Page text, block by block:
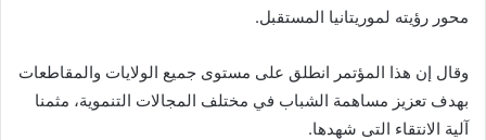
محور رؤيته لموريتانيا المستقبل.
وقال إن هذا المؤتمر انطلق على مستوى جميع الولايات والمقاطعات
بهدف تعزيز مساهمة الشباب في مختلف المجالات التنموية، مثمنا
آلية الانتقاء التى شهدها.